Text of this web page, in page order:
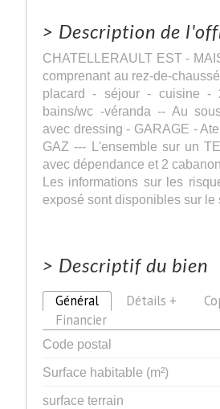
> Description de
CHATELLERAULT EST -
comprenant au rez-de-
placard - séjour - cuisine -
bains/wc -véranda -- Au
avec dressing - GARAGE -
GAZ --- L'ensemble sur un
avec dépendance et 2
Les informations sur les
exposé sont disponibles sur le
> Descriptif du bien
Général Détails +
Financier
Code postal
Surface habitable (m²)
surface terrain